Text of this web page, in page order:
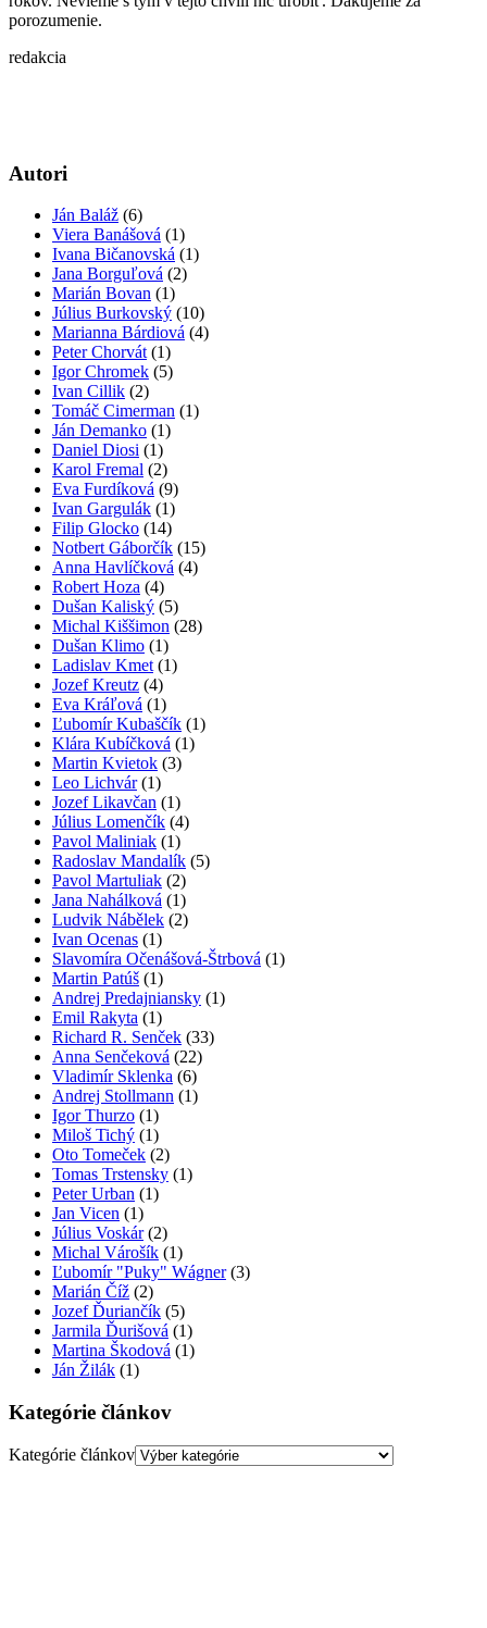
porozumenie.
redakcia
Autori
Ján Baláž (6)
Viera Banášová (1)
Ivana Bičanovská (1)
Jana Borguľová (2)
Marián Bovan (1)
Július Burkovský (10)
Marianna Bárdiová (4)
Peter Chorvát (1)
Igor Chromek (5)
Ivan Cillik (2)
Tomáč Cimerman (1)
Ján Demanko (1)
Daniel Diosi (1)
Karol Fremal (2)
Eva Furdíková (9)
Ivan Gargulák (1)
Filip Glocko (14)
Notbert Gáborčík (15)
Anna Havlíčková (4)
Robert Hoza (4)
Dušan Kaliský (5)
Michal Kiššimon (28)
Dušan Klimo (1)
Ladislav Kmet (1)
Jozef Kreutz (4)
Eva Kráľová (1)
Ľubomír Kubaščík (1)
Klára Kubíčková (1)
Martin Kvietok (3)
Leo Lichvár(1)
Jozef Likavčan (1)
Július Lomenčík (4)
Pavol Maliniak (1)
Radoslav Mandalík (5)
Pavol Martuliak (2)
Jana Nahálková (1)
Ludvik Nábělek (2)
Ivan Ocenas (1)
Slavomíra Očenášová-Štrbová (1)
Martin Patúš (1)
Andrej Predajniansky (1)
Emil Rakyta (1)
Richard R. Senček (33)
Anna Senčeková (22)
Vladimír Sklenka (6)
Andrej Stollmann (1)
Igor Thurzo (1)
Miloš Tichý (1)
Oto Tomeček (2)
Tomas Trstensky (1)
Peter Urban (1)
Jan Vicen (1)
Július Voskár(2)
Michal Várošík (1)
Ľubomír "Puky" Wágner(3)
Marián Číž (2)
Jozef Ďuriančík (5)
Jarmila Ďurišová (1)
Martina Škodová (1)
Ján Žilák (1)
Kategórie článkov
Kategórie článkov